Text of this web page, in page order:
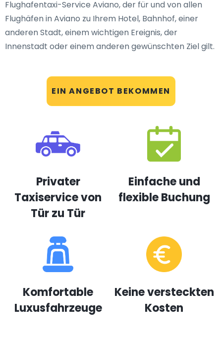
EIN ANGEBOT BEKOMMEN
Flughafentaxi-Service Aviano, der für und von allen
Flughäfen in Aviano zu Ihrem Hotel, Bahnhof, einer
anderen Stadt, einem wichtigen Ereignis, der
Innenstadt oder einem anderen gewünschten Ziel gilt.
Privater
Taxiservice von
Tür zu Tür
Einfache und
flexible Buchung
Komfortable
Luxusfahrzeuge
Keine versteckten
Kosten